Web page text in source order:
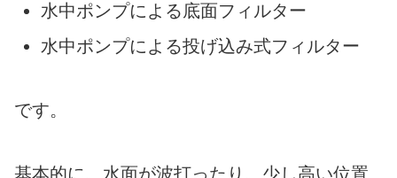
水中ポンプによる底面フィルター
水中ポンプによる投げ込み式フィルター
です。
基本的に、水面が波打ったり、少し高い位置